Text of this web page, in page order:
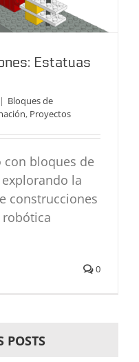
Estatuas
| Bloques de
, Proyectos
con bloques de
la
construcciones
0
POSTS